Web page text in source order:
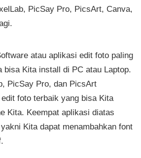
PicSay Pro, PicsArt, Canva,
atau aplikasi edit foto paling
bisa Kita install di PC atau Laptop.
PicSay Pro, dan PicsArt
foto terbaik yang bisa Kita
Kita. Keempat aplikasi diatas
Kita dapat menambahkan font